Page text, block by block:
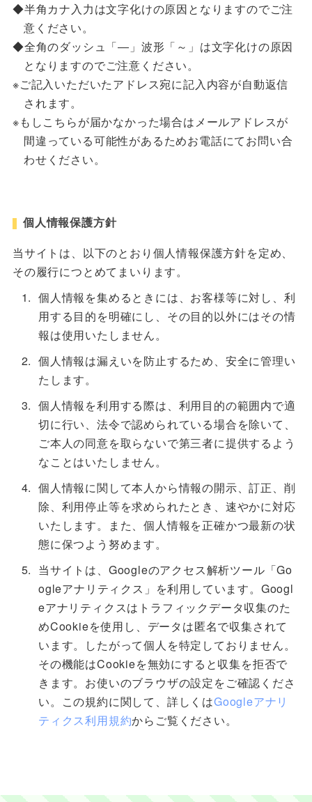
半角カナ入力は文字化けの原因となりますのでご注
意ください。
全角のダッシュ「―」波形「～」は文字化けの原因
となりますのでご注意ください。
ご記入いただいたアドレス宛に記入内容が自動返信
されます。
もしこちらが届かなかった場合はメールアドレスが
間違っている可能性があるためお電話にてお問い合
わせください。
個人情報保護方針
当サイトは、以下のとおり個人情報保護方針を定め、
その履行につとめてまいります。
個人情報を集めるときには、お客様等に対し、利
用する目的を明確にし、その目的以外にはその情
報は使用いたしません。
個人情報は漏えいを防止するため、安全に管理い
たします。
個人情報を利用する際は、利用目的の範囲内で適
切に行い、法令で認められている場合を除いて、
ご本人の同意を取らないで第三者に提供するよう
なことはいたしません。
個人情報に関して本人から情報の開示、訂正、削
除、利用停止等を求められたとき、速やかに対応
いたします。また、個人情報を正確かつ最新の状
態に保つよう努めます。
当サイトは、Googleのアクセス解析ツール「Go
ogleアナリティクス」を利用しています。Googl
eアナリティクスはトラフィックデータ収集のた
めCookieを使用し、データは匿名で収集されて
います。したがって個人を特定しておりません。
その機能はCookieを無効にすると収集を拒否で
きます。お使いのブラウザの設定をご確認くださ
い。この規約に関して、詳しくはGoogleアナリ
ティクス利用規約からご覧ください。